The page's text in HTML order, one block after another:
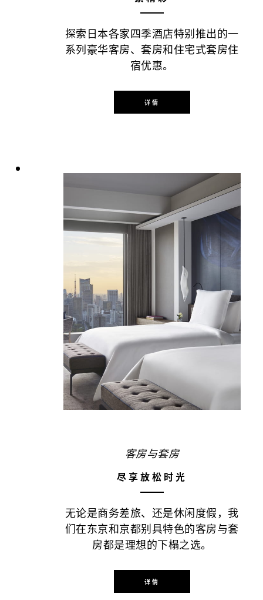
探索日本各家四季酒店特别推出的一
系列豪华客房、套房和住宅式套房住
宿优惠。
详情
客房与套房
尽享放松时光
无论是商务差旅、还是休闲度假，我
们在东京和京都别具特色的客房与套
房都是理想的下榻之选。
详情